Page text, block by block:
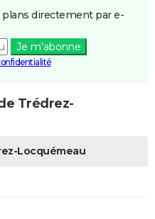
plans directement par e-
Je m'abonne
Trédrez-
Locquémeau